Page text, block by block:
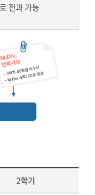
전과 가능
2학기